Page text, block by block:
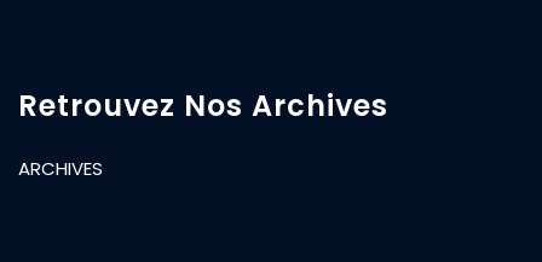
Retrouvez Nos Archives
ARCHIVES